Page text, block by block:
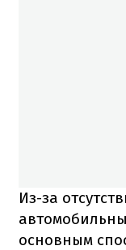
Из-за
основным